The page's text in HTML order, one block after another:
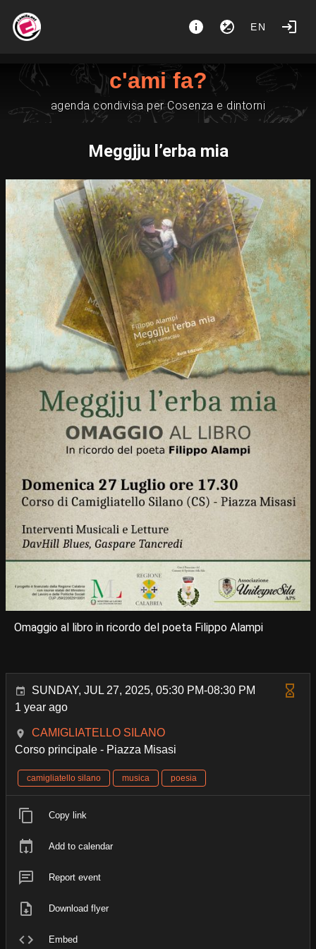
EN
c'ami fa?
agenda condivisa per Cosenza e dintorni
Meggjju l’erba mia
Omaggio al libro in ricordo del poeta Filippo Alampi
SUNDAY, JUL 27, 2025, 05:30 PM-08:30 PM
1 year ago
CAMIGLIATELLO SILANO
Corso principale - Piazza Misasi
camigliatello silano musica poesia
Copy link
Add to calendar
Report event
Download flyer
Embed